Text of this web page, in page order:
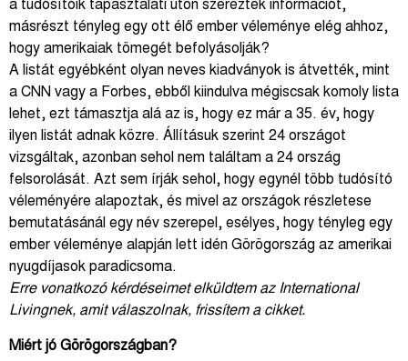
a tudósítóik tapasztalati úton szereztek információt,
másrészt tényleg egy ott élő ember véleménye elég ahhoz,
hogy amerikaiak tömegét befolyásolják?
A listát egyébként olyan neves kiadványok is átvették, mint
a CNN vagy a Forbes, ebből kiindulva mégiscsak komoly lista
lehet, ezt támasztja alá az is, hogy ez már a 35. év, hogy
ilyen listát adnak közre. Állításuk szerint 24 országot
vizsgáltak, azonban sehol nem találtam a 24 ország
felsorolását. Azt sem írják sehol, hogy egynél több tudósító
véleményére alapoztak, és mivel az országok részletese
bemutatásánál egy név szerepel, esélyes, hogy tényleg egy
ember véleménye alapján lett idén Görögország az amerikai
nyugdíjasok paradicsoma.
Erre vonatkozó kérdéseimet elküldtem az International
Livingnek, amit válaszolnak, frissítem a cikket.
Miért jó Görögországban?